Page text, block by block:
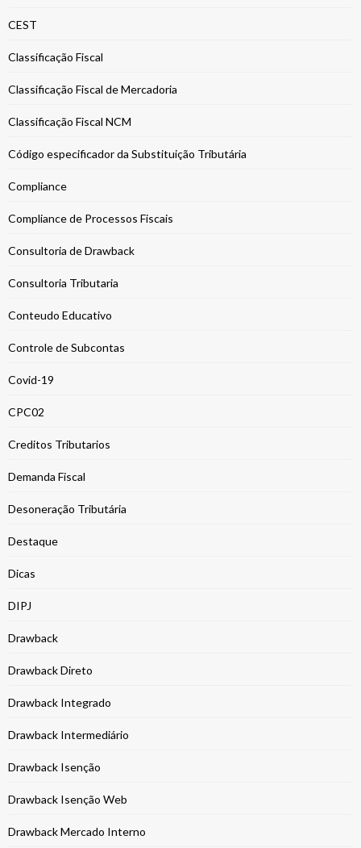
CEST
Classificação Fiscal
Classificação Fiscal de Mercadoria
Classificação Fiscal NCM
Código especificador da Substituição Tributária
Compliance
Compliance de Processos Fiscais
Consultoria de Drawback
Consultoria Tributaria
Conteudo Educativo
Controle de Subcontas
Covid-19
CPC02
Creditos Tributarios
Demanda Fiscal
Desoneração Tributária
Destaque
Dicas
DIPJ
Drawback
Drawback Direto
Drawback Integrado
Drawback Intermediário
Drawback Isenção
Drawback Isenção Web
Drawback Mercado Interno